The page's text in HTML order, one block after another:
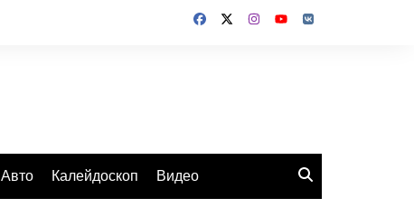
Авто Калейдоскоп Видео